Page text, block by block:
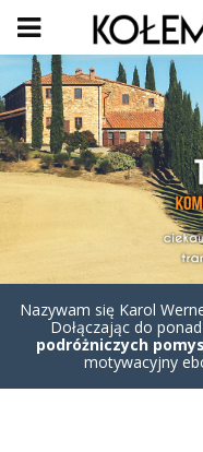
Nazywam się Karol
Dołączając do
podróżniczych
motywacyjny